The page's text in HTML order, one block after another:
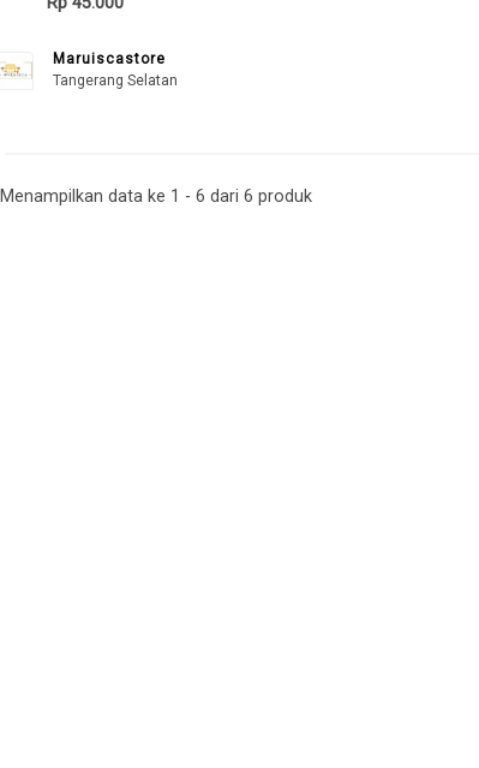
Maruiscastore
Tangerang Selatan
Menampilkan data ke 1 - 6 dari 6 produk